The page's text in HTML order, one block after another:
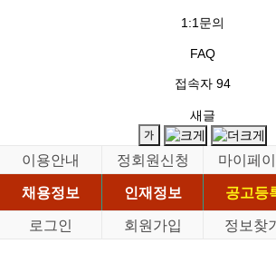
1:1문의
FAQ
접속자 94
새글
이용안내 정회원신청 마이페
채용정보
인재정보 공고등
로그인
회원가입 정보찾